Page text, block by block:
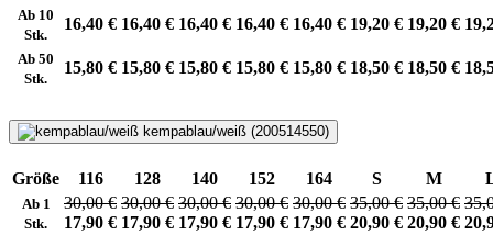
Ab 10
Stk.
16,40 € 16,40 € 16,40 € 16,40 € 16,40 € 19,20 € 19,20 €
Ab 50
Stk.
15,80 € 15,80 € 15,80 € 15,80 € 15,80 € 18,50 € 18,50 €
kempablau/weiß (200514550)
Größe 116 128 140 152 164 S M
Ab 1
Stk.
30,00 €
17,90 €
30,00 €
17,90 €
30,00 €
17,90 €
30,00 €
17,90 €
30,00 €
17,90 €
35,00 €
20,90 €
35,00 €
20,90 €